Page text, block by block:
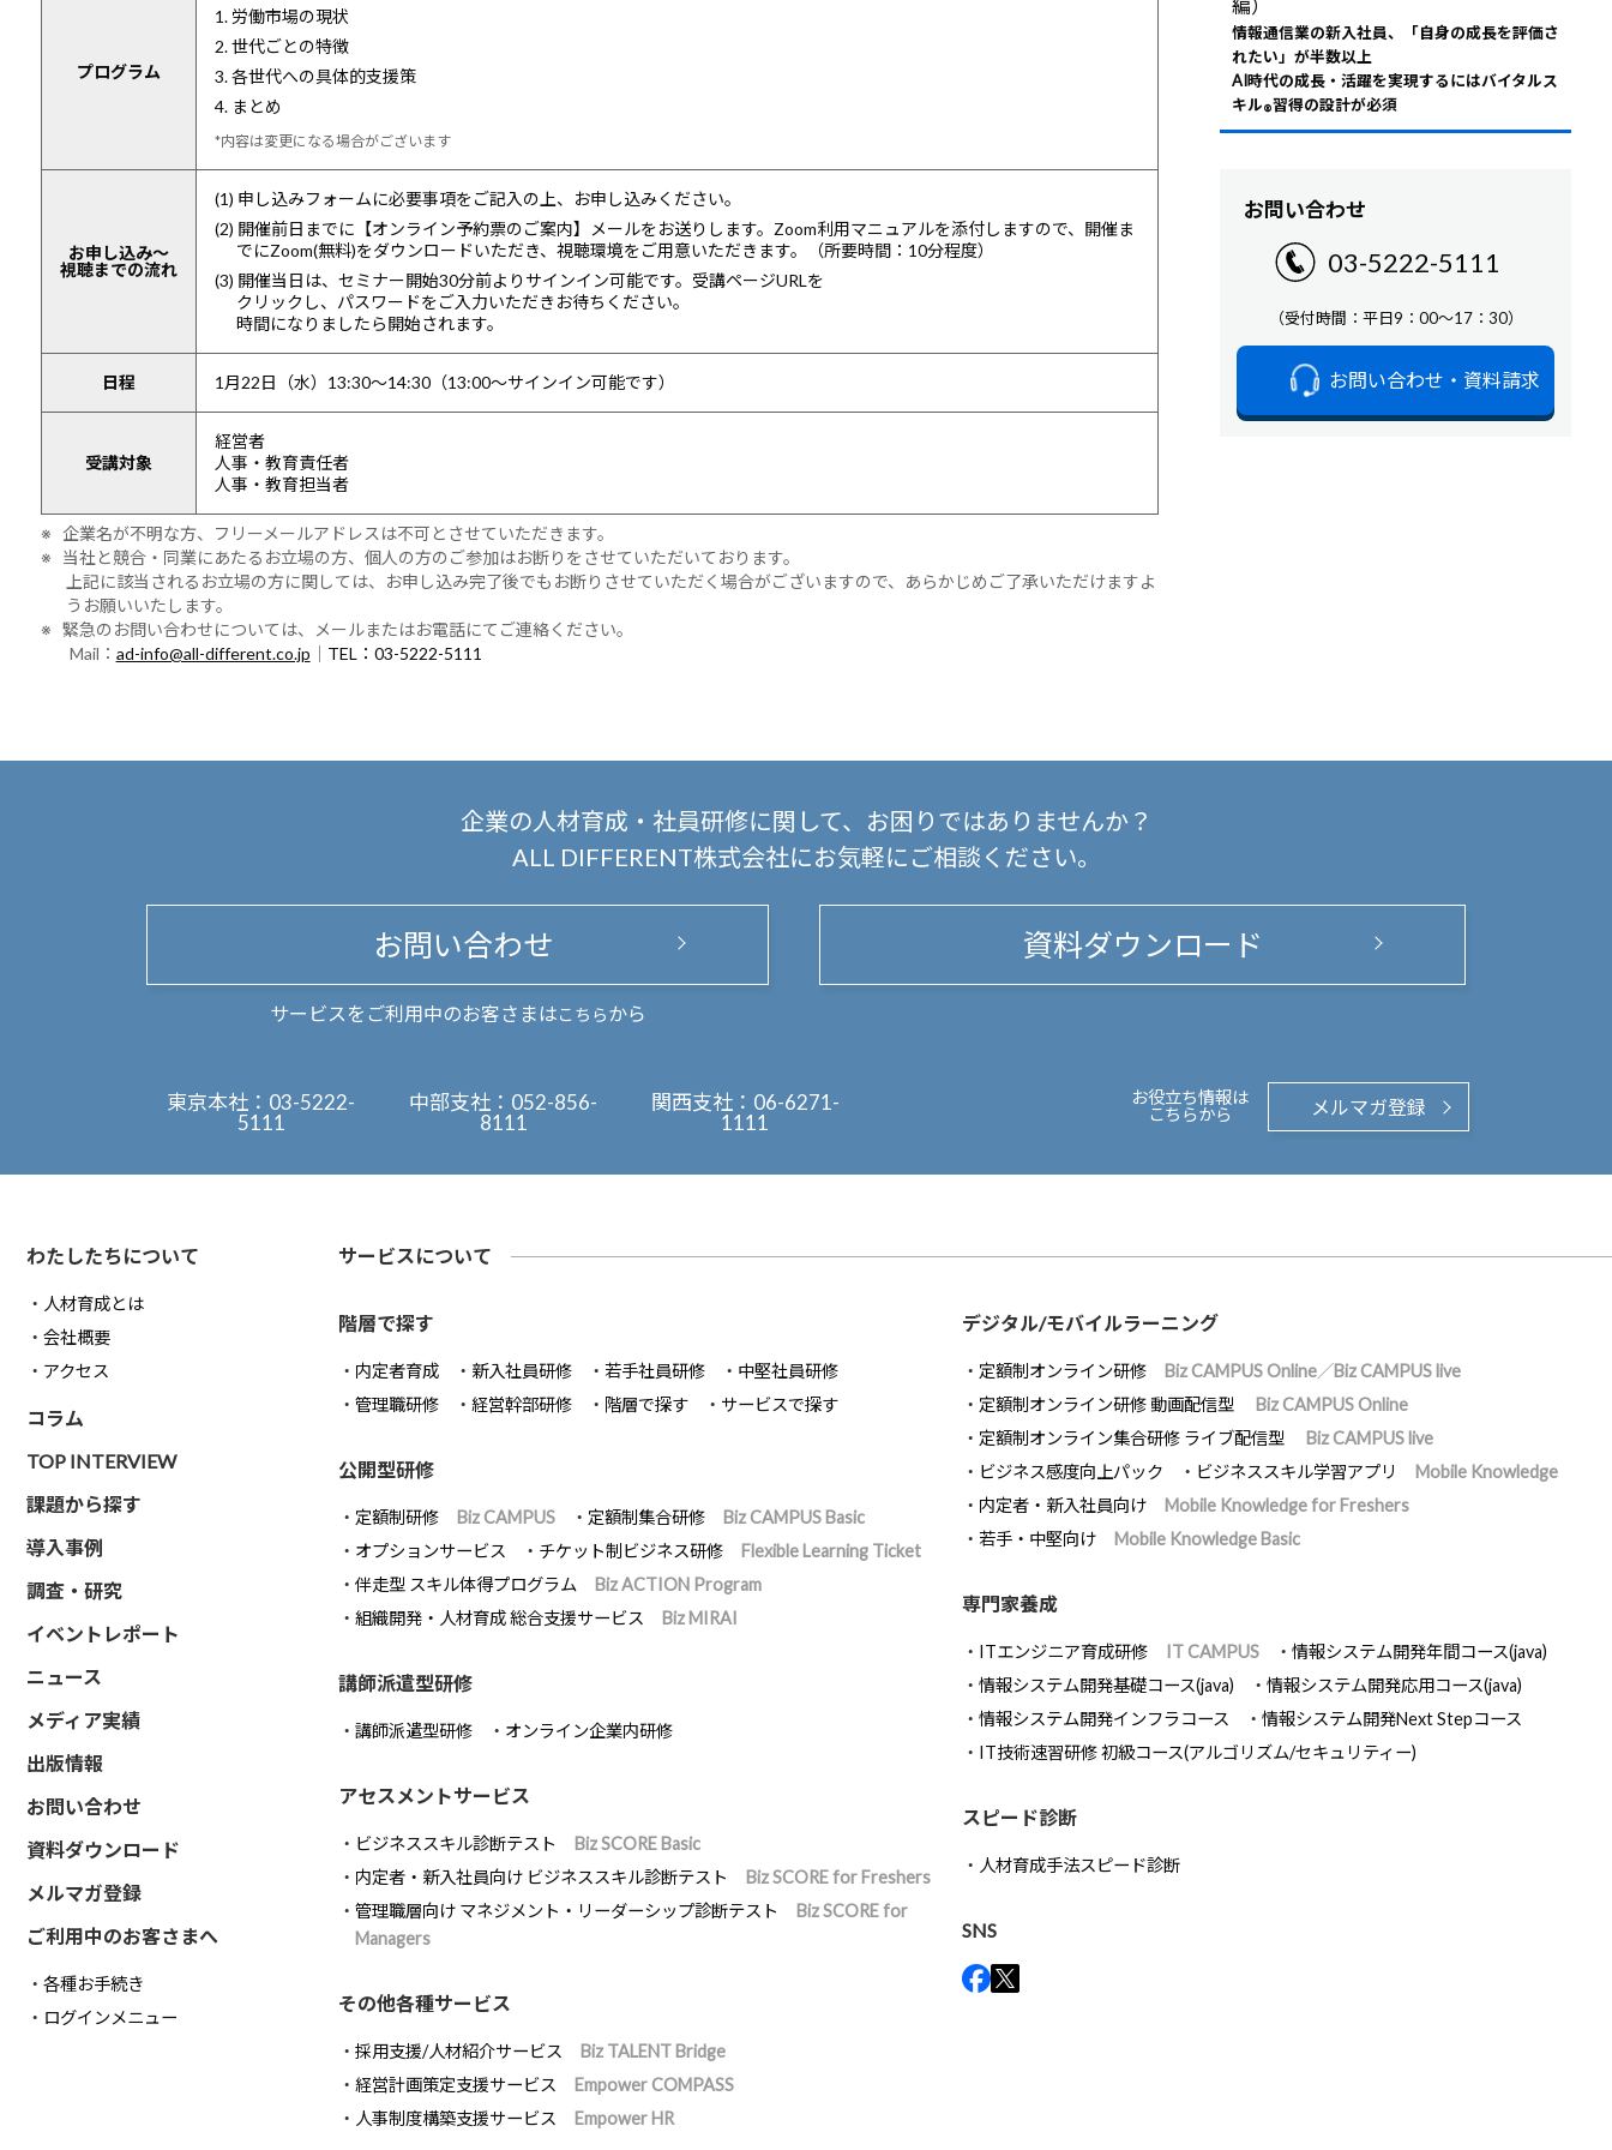
プログラム
1. 労働市場の現状
2. 世代ごとの特徴
3. 各世代への具体的支援策
4. まとめ
*内容は変更になる場合がございます
お申し込み～
視聴までの流れ
(1) 申し込みフォームに必要事項をご記入の上、お申し込みください。
(2) 開催前日までに【オンライン予約票のご案内】メールをお送りします。Zoom利用マニュアルを添付しますので、開催ま
でにZoom(無料)をダウンロードいただき、視聴環境をご用意いただきます。（所要時間：10分程度）
(3) 開催当日は、セミナー開始30分前よりサインイン可能です。受講ページURLを
クリックし、パスワードをご入力いただきお待ちください。
時間になりましたら開始されます。
日程 1月22日（水）13:30～14:30（13:00～サインイン可能です）
受講対象
経営者
人事・教育責任者
人事・教育担当者
※ 企業名が不明な方、フリーメールアドレスは不可とさせていただきます。
※ 当社と競合・同業にあたるお立場の方、個人の方のご参加はお断りをさせていただいております。
上記に該当されるお立場の方に関しては、お申し込み完了後でもお断りさせていただく場合がございますので、あらかじめご了承いただけますよ
うお願いいたします。
※ 緊急のお問い合わせについては、メールまたはお電話にてご連絡ください。
Mail： ad-info@all-different.co.jp TEL：03-5222-5111
編）
情報通信業の新入社員、「自身の成長を評価さ
れたい」が半数以上
AI時代の成長・活躍を実現するにはバイタルス
キル®習得の設計が必須
お問い合わせ
03-5222-5111
（受付時間：平日9：00～17：30）
お問い合わせ・資料請求
企業の人材育成・社員研修に関して、
お困りではありませんか？
ALL DIFFERENT株式会社にお気軽にご相談ください。
お問い合わせ
サービスをご利用中のお客さまはこちらから
資料ダウンロード
東京本社： 03-5222-
5111
中部支社： 052-856-
8111
関西支社： 06-6271-
1111
お役立ち情報は
こちらから
メルマガ登録
わたしたちについて
人材育成とは
会社概要
アクセス
コラム
TOP INTERVIEW
課題から探す
導入事例
調査・研究
イベントレポート
ニュース
メディア実績
出版情報
お問い合わせ
資料ダウンロード
メルマガ登録
ご利用中のお客さまへ
各種お手続き
ログインメニュー
サービスについて
階層で探す
内定者育成 新入社員研修 若手社員研修
中堅社員研修
管理職研修
経営幹部研修 階層で探す サービスで探す
公開型研修
定額制研修 Biz CAMPUS 定額制集合研修
Biz CAMPUS Basic
オプションサービス
チケット制ビジネス研修
Flexible Learning Ticket
伴走型 スキル体得プログラム
Biz ACTION Program
組織開発・人材育成 総合支援サービス
Biz MIRAI
講師派遣型研修
講師派遣型研修 オンライン企業内研修
アセスメントサービス
ビジネススキル診断テスト
Biz SCORE Basic
内定者・新入社員向け ビジネススキル診断テスト
Biz SCORE for Freshers
管理職層向け マネジメント・リーダーシップ診断テスト
Biz SCORE for
Managers
その他各種サービス
採用支援/人材紹介サービス
Biz TALENT Bridge
経営計画策定支援サービス
Empower COMPASS
人事制度構築支援サービス
Empower HR
デジタル/モバイルラーニング
定額制オンライン研修
Biz CAMPUS Online／Biz CAMPUS live
定額制オンライン研修 動画配信型
Biz CAMPUS Online
定額制オンライン集合研修 ライブ配信型
Biz CAMPUS live
ビジネス感度向上パック
ビジネススキル学習アプリ
Mobile Knowledge
内定者・新入社員向け
Mobile Knowledge for Freshers
若手・中堅向け
Mobile Knowledge Basic
専門家養成
ITエンジニア育成研修 IT CAMPUS
情報システム開発年間コース(java)
情報システム開発基礎コース(java)
情報システム開発応用コース(java)
情報システム開発インフラコース
情報システム開発Next Stepコース
IT技術速習研修 初級コース(アルゴリズム/セキュリティー)
スピード診断
人材育成手法スピード診断
SNS